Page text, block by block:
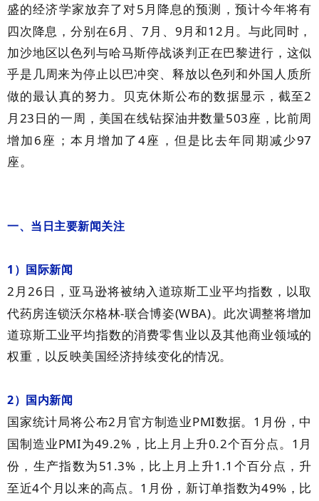
盛的经济学家放弃了对5 月降息的预测，预计今年将有
四次降息，分别在6 月、7 月、 9 月和12 月。与此同时，
加沙地区以色列与哈马斯停战谈判正在巴黎进行，这似
乎是几周来为停止以巴冲突、释放以色列和外国人质所
做的最认真的努力。贝克休斯公布的数据显示，截至2
月 23 日的一周，美国在线钻探油井数量503座，比前周
增加 6 座；本月增加了4座，但是比去年同期减少97
座。
一、当日主要新闻关注
1 ）国际新闻
2 月 26 日，亚马逊将被纳入道琼斯工业平均指数，以取
代药房连锁沃尔格林-联合博姿(WBA)。此次调整将增加
道琼斯工业平均指数的消费零售业以及其他商业领域的
权重，以反映美国经济持续变化的情况。
2）国内新闻
国家统计局将公布2 月官方制造业PMI数据。 1 月份，中
国制造业PMI为49.2% ，比上月上升0.2个百分点。 1 月
份，生产指数为 51.3% ，比上月上升1.1 个百分点，升
至近4个月以来的高点。 1 月份，新订单指数为49% ，比